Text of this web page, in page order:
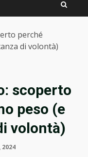
perché
di volontà)
scoperto
peso (e
volontà)